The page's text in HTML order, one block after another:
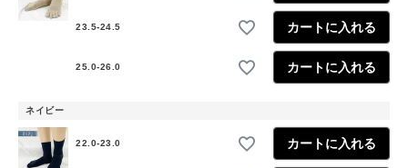
23.5-24.5 カートに入れる
25.0-26.0 カートに入れる
ネイビー
22.0-23.0 カートに入れる